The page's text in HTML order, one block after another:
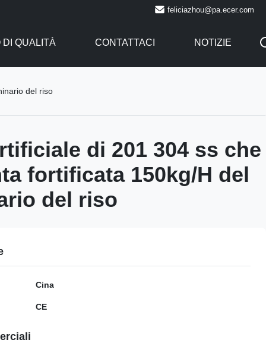
feliciazhou@pa.ecer.com
QUALITÀ CONTATTACI NOTIZIE
del riso
di 201 304 ss che
fortificata 150kg/H del
del riso
Cina
CE